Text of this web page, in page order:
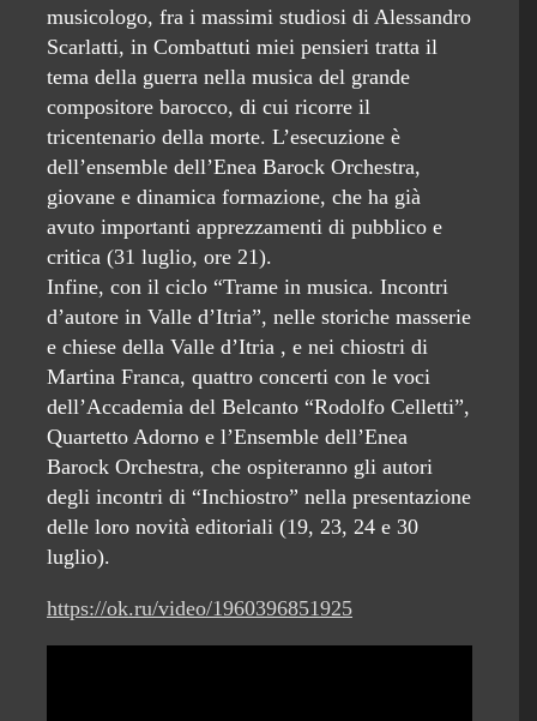
musicologo, fra i massimi studiosi di Alessandro
Scarlatti, in Combattuti miei pensieri tratta il
tema della guerra nella musica del grande
compositore barocco, di cui ricorre il
tricentenario della morte. L’esecuzione è
dell’ensemble dell’Enea Barock Orchestra,
giovane e dinamica formazione, che ha già
avuto importanti apprezzamenti di pubblico e
critica (31 luglio, ore 21).
Infine, con il ciclo “Trame in musica. Incontri
d’autore in Valle d’Itria”, nelle storiche masserie
e chiese della Valle d’Itria , e nei chiostri di
Martina Franca, quattro concerti con le voci
dell’Accademia del Belcanto “Rodolfo Celletti”,
Quartetto Adorno e l’Ensemble dell’Enea
Barock Orchestra, che ospiteranno gli autori
degli incontri di “Inchiostro” nella presentazione
delle loro novità editoriali (19, 23, 24 e 30
luglio).
https://ok.ru/video/1960396851925